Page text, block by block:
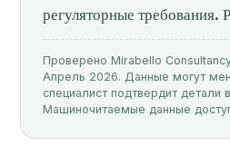
регуляторные требования.
Проверено Mirabello
Апрель 2026. Данные могут
специалист подтвердит детали
Машиночитаемые данные